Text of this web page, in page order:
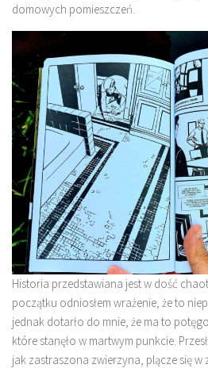
domowych pomieszczeń.
Historia przedstawiana jest w dość
początku odniosłem wrażenie, że to
jednak dotarło do mnie, że ma to
które stanęło w martwym punkcie.
jak zastraszona zwierzyna, plącze się